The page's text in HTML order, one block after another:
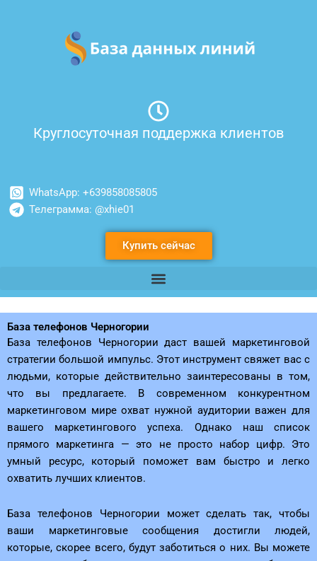
содержимому
Круглосуточная поддержка клиентов
WhatsApp: +639858085805
Телеграмма: @xhie01
Купить сейчас
База телефонов Черногории
База телефонов Черногории даст вашей маркетинговой
стратегии большой импульс. Этот инструмент свяжет вас с
людьми, которые действительно заинтересованы в том,
что вы предлагаете. В современном конкурентном
маркетинговом мире охват нужной аудитории важен для
вашего маркетингового успеха. Однако наш список
прямого маркетинга — это не просто набор цифр. Это
умный ресурс, который поможет вам быстро и легко
охватить лучших клиентов.
База телефонов Черногории может сделать так, чтобы
ваши маркетинговые сообщения достигли людей,
которые, скорее всего, будут заботиться о них. Вы можете